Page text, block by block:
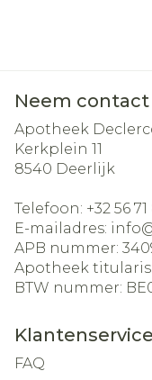
Neem
Apotheek
Kerkplein 11
8540 Deerlijk
Telefoon: +32 56
E-mailadres:
APB nummer:
Apotheek titularis:
BTW nummer:
Klantenservice
FAQ